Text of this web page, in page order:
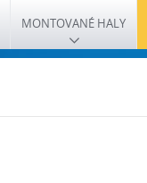
MONTOVANÉ HALY